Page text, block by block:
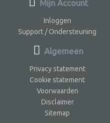
Mijn Account
Inloggen
Support / Ondersteuning
Algemeen
Privacy statement
Cookie statement
Voorwaarden
Disclaimer
Sitemap